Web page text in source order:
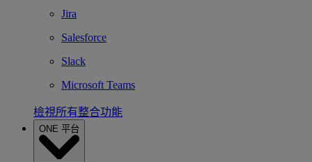
Jira
Salesforce
Slack
Microsoft Teams
檢視所有整合功能
ONE 平台